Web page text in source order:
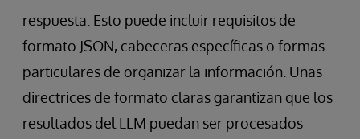
respuesta. Esto puede incluir requisitos de
formato JSON, cabeceras específicas o formas
particulares de organizar la información. Unas
directrices de formato claras garantizan que los
resultados del LLM puedan ser procesados